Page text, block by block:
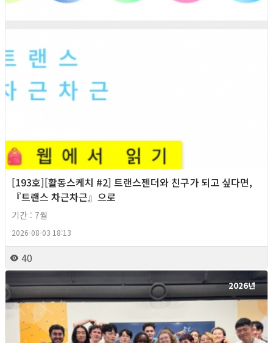
[193호][활동스케치 #2] 트랜스젠더와 친구가 되고 싶다면,
『트랜스 차근차근』으로
기간 : 7월
2026-08-03 18:13
40
2026년